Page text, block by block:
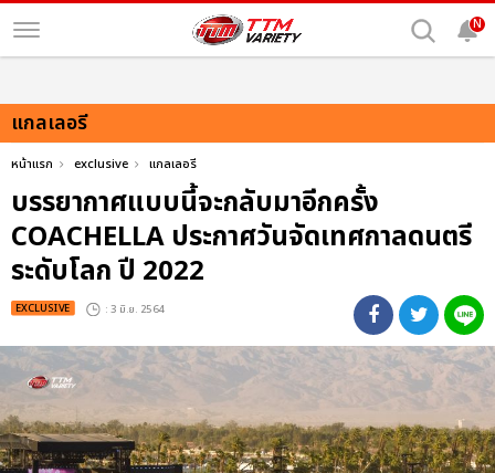
N
แกลเลอรี
หน้าแรก exclusive แกลเลอรี
บรรยากาศแบบนี้จะกลับมาอีกครั้ง
COACHELLA ประกาศวันจัดเทศกาลดนตรี
ระดับโลก ปี 2022
EXCLUSIVE : 3 มิ.ย. 2564